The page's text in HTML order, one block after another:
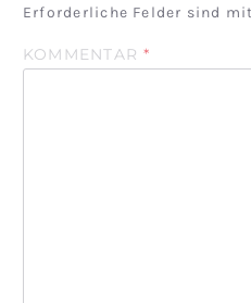
Erforderliche Felder sind mit
KOMMENTAR*